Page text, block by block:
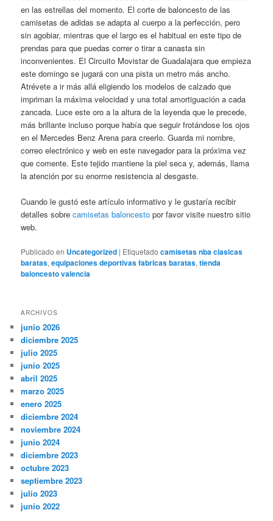
en las estrellas del momento. El corte de baloncesto de las
camisetas de adidas se adapta al cuerpo a la perfección, pero
sin agobiar, mientras que el largo es el habitual en este tipo de
prendas para que puedas correr o tirar a canasta sin
inconvenientes. El Circuito Movistar de Guadalajara que empieza
este domingo se jugará con una pista un metro más ancho.
Atrévete a ir más allá eligiendo los modelos de calzado que
impriman la máxima velocidad y una total amortiguación a cada
zancada. Luce este oro a la altura de la leyenda que le precede,
más brillante incluso porque había que seguir frotándose los ojos
en el Mercedes Benz Arena para creerlo. Guarda mi nombre,
correo electrónico y web en este navegador para la próxima vez
que comente. Este tejido mantiene la piel seca y, además, llama
la atención por su enorme resistencia al desgaste.
Cuando le gustó este artículo informativo y le gustaría recibir
detalles sobrecamisetas baloncesto por favor visite nuestro sitio
web.
Publicado en Uncategorized | Etiquetado camisetas nba clasicas
baratas,equipaciones deportivas fabricas baratas,tienda
baloncesto valencia
ARCHIVOS
junio 2026
diciembre 2025
julio 2025
junio 2025
abril 2025
marzo 2025
enero 2025
diciembre 2024
noviembre 2024
junio 2024
diciembre 2023
octubre 2023
septiembre 2023
julio 2023
junio 2022